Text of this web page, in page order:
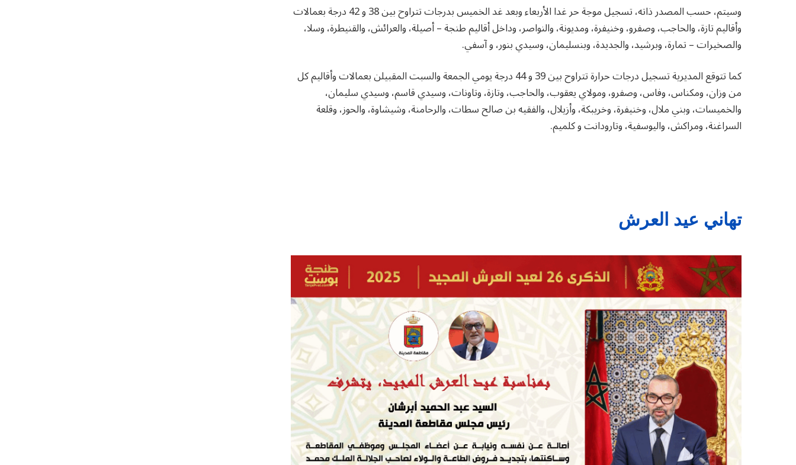
وسيتم، حسب المصدر ذاته، تسجيل موجة حر غدا الأربعاء وبعد غد الخميس بدرجات تتراوح بين 38 و 42 درجة بعمالات
وأقاليم تازة، والحاجب، وصفرو، وخنيفرة، ومديونة، والنواصر، وداخل أقاليم طنجة – أصيلة، والعرائش، والقنيطرة، وسلا،
والصخيرات – تمارة، وبرشيد، والجديدة، وبنسليمان، وسيدي بنور، و آسفي.
كما تتوقع المديرية تسجيل درجات حرارة تتراوح بين 39 و 44 درجة يومي الجمعة والسبت المقبيلن بعمالات وأقاليم كل
من وزان، ومكناس، وفاس، وصفرو، ومولاي يعقوب، والحاجب، وتازة، وتاونات، وسيدي قاسم، وسيدي سليمان،
والخميسات، وبني ملال، وخنيفرة، وخريبكة، وأزيلال، والفقيه بن صالح سطات، والرحامنة، وشيشاوة، والحوز، وقلعة
السراغنة، ومراكش، واليوسفية، وتارودانت و كلميم.
تهاني عيد العرش